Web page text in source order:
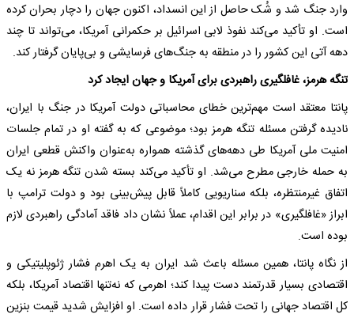
وارد جنگ شد و شُک حاصل از این انسداد، اکنون جهان را دچار بحران کرده
است. او تأکید می‌کند نفوذ لابی اسرائیل بر حکمرانی آمریکا، می‌تواند تا چند
دهه آتی این کشور را در منطقه به جنگ‌های فرسایشی و بی‌پایان گرفتار کند.
تنگه هرمز، غافلگیری راهبردی برای آمریکا و جهان ایجاد کرد
پانتا معتقد است مهم‌ترین خطای محاسباتی دولت آمریکا در جنگ با ایران،
نادیده گرفتن مسئله تنگه هرمز بود؛ موضوعی که به گفته او در تمام جلسات
امنیت ملی آمریکا طی دهه‌های گذشته همواره به‌عنوان واکنش قطعی ایران
به حمله خارجی مطرح می‌شد. او تأکید می‌کند بسته شدن تنگه هرمز نه یک
اتفاق غیرمنتظره، بلکه سناریویی کاملاً قابل پیش‌بینی بود و دولت ترامپ با
ابراز «غافلگیری» در برابر این اقدام، عملاً نشان داد فاقد آمادگی راهبردی لازم
بوده است.
از نگاه پانتا، همین مسئله باعث شد ایران به یک اهرم فشار ژئوپلیتیکی و
اقتصادی بسیار قدرتمند دست پیدا کند؛ اهرمی که نه‌تنها اقتصاد آمریکا، بلکه
کل اقتصاد جهانی را تحت فشار قرار داده است. او افزایش شدید قیمت بنزین